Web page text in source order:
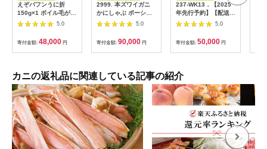
えぞバフンうに折
150g×1 ボイル毛がに
400g×1 ふるさと納税
うに かに F4F-0843
5.0
寄付金額: 48,000 円
2999. 本ズワイガニ
かにしゃぶ ポーショ
ン 500g 6個 12-16人
前 カット済 ずわい蟹
ズワイガニ カニ 蟹 か
に 蟹足 生 生食 蟹し
ゃぶ 人気 お取り寄せ
屈町
5.0
寄付金額: 90,000 円
237-WK13．【2025
年先行予約】【配送日
時指定可】【蒸し】訳
あり足折れ松葉ガニ
1.5kg前後
5.0
寄付金額: 50,000 円
カニの返礼品に関連している記事の紹介